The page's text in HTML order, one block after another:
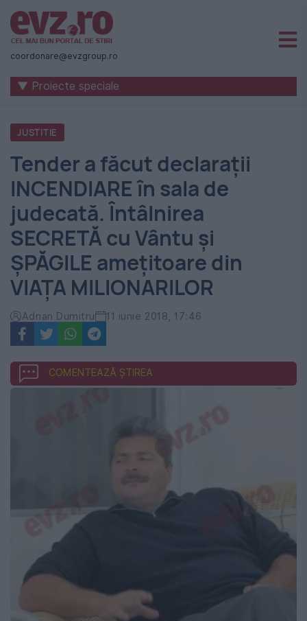
Știri
naționale
internaționale
România
Evenimentul
Zilei
coordonare@evzgroup.ro
▼ Proiecte speciale
JUSTITIE
Tender a făcut declarații
INCENDIARE în sala de
judecată. Întâlnirea
SECRETĂ cu Vântu și
ȘPĂGILE amețitoare din
VIAȚA MILIONARILOR
Adrian Dumitru 11 iunie 2018, 17:46
COMENTEAZĂ ȘTIREA